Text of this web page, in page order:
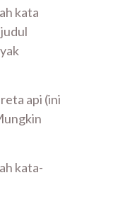
kata
api (ini
kata-